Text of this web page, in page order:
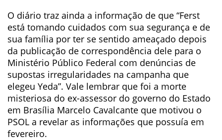
O diário traz ainda a informação de que “Ferst
está tomando cuidados com sua segurança e de
sua família por ter se sentido ameaçado depois
da publicação de correspondência dele para o
Ministério Público Federal com denúncias de
supostas irregularidades na campanha que
elegeu Yeda”. Vale lembrar que foi a morte
misteriosa do ex-assessor do governo do Estado
em Brasília Marcelo Cavalcante que motivou o
PSOL a revelar as informações que possuía em
fevereiro.